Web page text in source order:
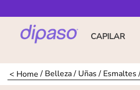
CAPILAR
Belleza Uñas Esmaltes